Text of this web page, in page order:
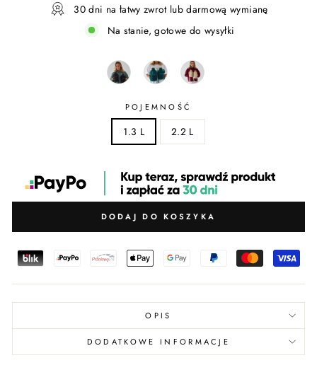
30 dni na łatwy zwrot lub darmową wymianę
Na stanie, gotowe do wysyłki
POJEMNOŚĆ
1.3 L 2.2 L
DODAJ DO KOSZYKA
OPIS
DODATKOWE INFORMACJE